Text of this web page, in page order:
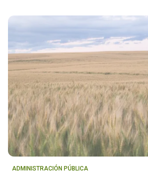
ADMINISTRACIÓN PÚBLICA